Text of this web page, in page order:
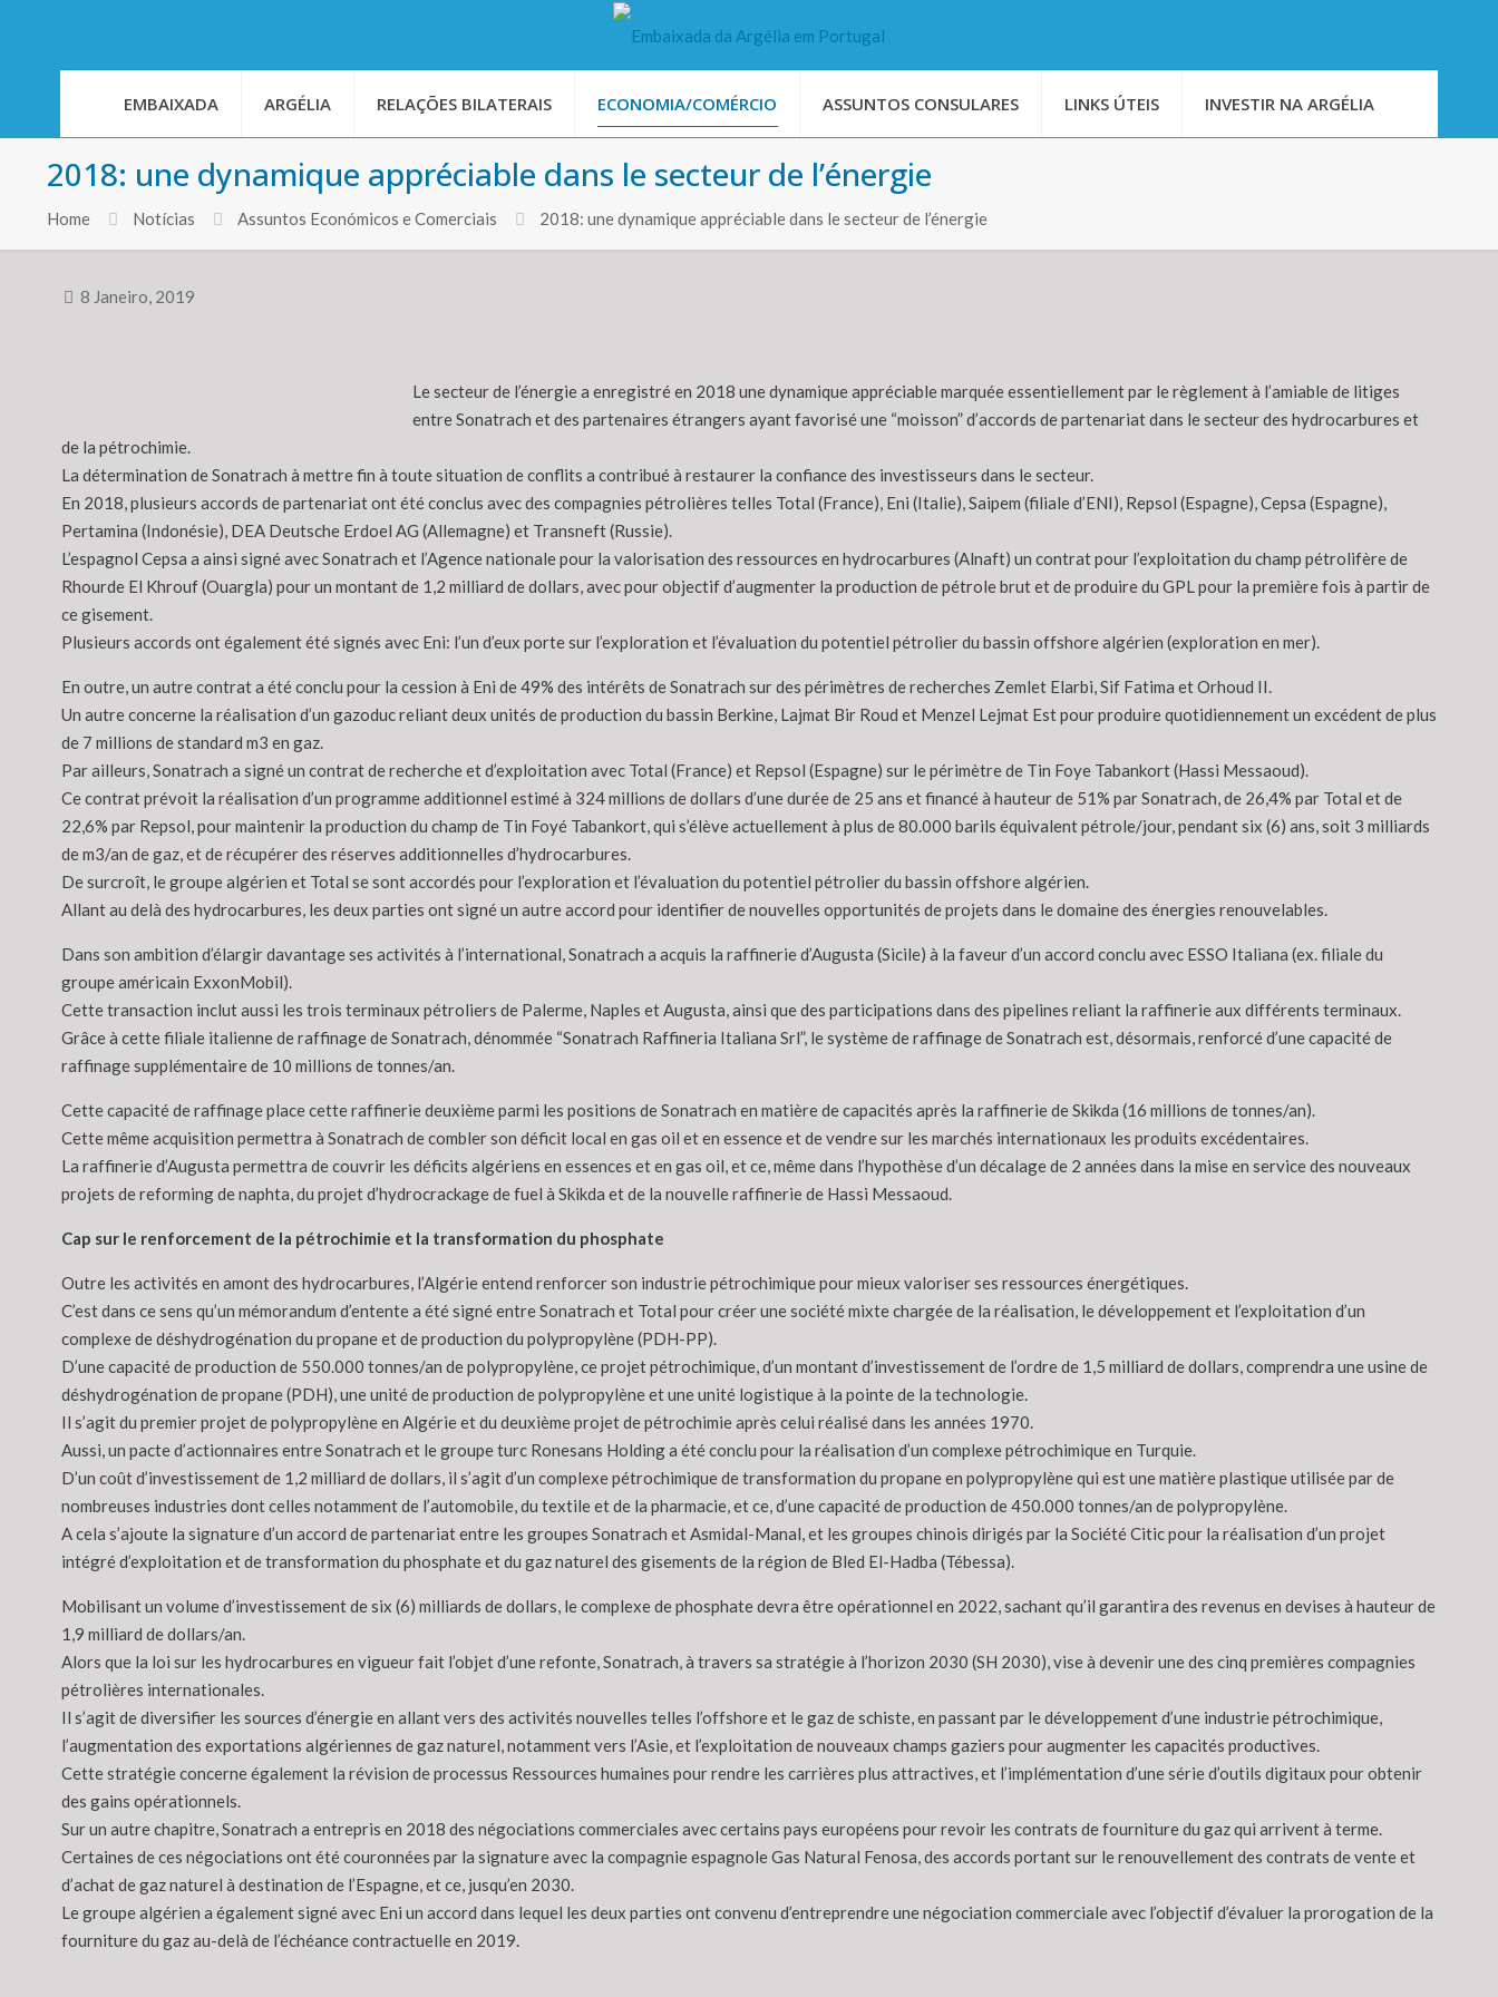
EMBAIXADA ARGÉLIA RELAÇÕES BILATERAIS ECONOMIA/COMÉRCIO ASSUNTOS CONSULARES LINKS ÚTEIS INVESTIR NA ARGÉLIA
2018: une dynamique appréciable dans le secteur de l’énergie
Home Notícias Assuntos Económicos e Comerciais 2018: une dynamique appréciable dans le secteur de l’énergie
8 Janeiro, 2019
Le secteur de l’énergie a enregistré en 2018 une dynamique appréciable marquée essentiellement par le règlement à l’amiable de litiges
entre Sonatrach et des partenaires étrangers ayant favorisé une “moisson” d’accords de partenariat dans le secteur des hydrocarbures et
de la pétrochimie.
La détermination de Sonatrach à mettre fin à toute situation de conflits a contribué à restaurer la confiance des investisseurs dans le secteur.
En 2018, plusieurs accords de partenariat ont été conclus avec des compagnies pétrolières telles Total (France), Eni (Italie), Saipem (filiale d’ENI), Repsol (Espagne), Cepsa (Espagne),
Pertamina (Indonésie), DEA Deutsche Erdoel AG (Allemagne) et Transneft (Russie).
L’espagnol Cepsa a ainsi signé avec Sonatrach et l’Agence nationale pour la valorisation des ressources en hydrocarbures (Alnaft) un contrat pour l’exploitation du champ pétrolifère de
Rhourde El Khrouf (Ouargla) pour un montant de 1,2 milliard de dollars, avec pour objectif d’augmenter la production de pétrole brut et de produire du GPL pour la première fois à partir de
ce gisement.
Plusieurs accords ont également été signés avec Eni: l’un d’eux porte sur l’exploration et l’évaluation du potentiel pétrolier du bassin offshore algérien (exploration en mer).
En outre, un autre contrat a été conclu pour la cession à Eni de 49% des intérêts de Sonatrach sur des périmètres de recherches Zemlet Elarbi, Sif Fatima et Orhoud II.
Un autre concerne la réalisation d’un gazoduc reliant deux unités de production du bassin Berkine, Lajmat Bir Roud et Menzel Lejmat Est pour produire quotidiennement un excédent de plus
de 7 millions de standard m3 en gaz.
Par ailleurs, Sonatrach a signé un contrat de recherche et d’exploitation avec Total (France) et Repsol (Espagne) sur le périmètre de Tin Foye Tabankort (Hassi Messaoud).
Ce contrat prévoit la réalisation d’un programme additionnel estimé à 324 millions de dollars d’une durée de 25 ans et financé à hauteur de 51% par Sonatrach, de 26,4% par Total et de
22,6% par Repsol, pour maintenir la production du champ de Tin Foyé Tabankort, qui s’élève actuellement à plus de 80.000 barils équivalent pétrole/jour, pendant six (6) ans, soit 3 milliards
de m3/an de gaz, et de récupérer des réserves additionnelles d’hydrocarbures.
De surcroît, le groupe algérien et Total se sont accordés pour l’exploration et l’évaluation du potentiel pétrolier du bassin offshore algérien.
Allant au delà des hydrocarbures, les deux parties ont signé un autre accord pour identifier de nouvelles opportunités de projets dans le domaine des énergies renouvelables.
Dans son ambition d’élargir davantage ses activités à l’international, Sonatrach a acquis la raffinerie d’Augusta (Sicile) à la faveur d’un accord conclu avec ESSO Italiana (ex. filiale du
groupe américain ExxonMobil).
Cette transaction inclut aussi les trois terminaux pétroliers de Palerme, Naples et Augusta, ainsi que des participations dans des pipelines reliant la raffinerie aux différents terminaux.
Grâce à cette filiale italienne de raffinage de Sonatrach, dénommée “Sonatrach Raffineria Italiana Srl”, le système de raffinage de Sonatrach est, désormais, renforcé d’une capacité de
raffinage supplémentaire de 10 millions de tonnes/an.
Cette capacité de raffinage place cette raffinerie deuxième parmi les positions de Sonatrach en matière de capacités après la raffinerie de Skikda (16 millions de tonnes/an).
Cette même acquisition permettra à Sonatrach de combler son déficit local en gas oil et en essence et de vendre sur les marchés internationaux les produits excédentaires.
La raffinerie d’Augusta permettra de couvrir les déficits algériens en essences et en gas oil, et ce, même dans l’hypothèse d’un décalage de 2 années dans la mise en service des nouveaux
projets de reforming de naphta, du projet d’hydrocrackage de fuel à Skikda et de la nouvelle raffinerie de Hassi Messaoud.
Cap sur le renforcement de la pétrochimie et la transformation du phosphate
Outre les activités en amont des hydrocarbures, l’Algérie entend renforcer son industrie pétrochimique pour mieux valoriser ses ressources énergétiques.
C’est dans ce sens qu’un mémorandum d’entente a été signé entre Sonatrach et Total pour créer une société mixte chargée de la réalisation, le développement et l’exploitation d’un
complexe de déshydrogénation du propane et de production du polypropylène (PDH-PP).
D’une capacité de production de 550.000 tonnes/an de polypropylène, ce projet pétrochimique, d’un montant d’investissement de l’ordre de 1,5 milliard de dollars, comprendra une usine de
déshydrogénation de propane (PDH), une unité de production de polypropylène et une unité logistique à la pointe de la technologie.
Il s’agit du premier projet de polypropylène en Algérie et du deuxième projet de pétrochimie après celui réalisé dans les années 1970.
Aussi, un pacte d’actionnaires entre Sonatrach et le groupe turc Ronesans Holding a été conclu pour la réalisation d’un complexe pétrochimique en Turquie.
D’un coût d’investissement de 1,2 milliard de dollars, il s’agit d’un complexe pétrochimique de transformation du propane en polypropylène qui est une matière plastique utilisée par de
nombreuses industries dont celles notamment de l’automobile, du textile et de la pharmacie, et ce, d’une capacité de production de 450.000 tonnes/an de polypropylène.
A cela s’ajoute la signature d’un accord de partenariat entre les groupes Sonatrach et Asmidal-Manal, et les groupes chinois dirigés par la Société Citic pour la réalisation d’un projet
intégré d’exploitation et de transformation du phosphate et du gaz naturel des gisements de la région de Bled El-Hadba (Tébessa).
Mobilisant un volume d’investissement de six (6) milliards de dollars, le complexe de phosphate devra être opérationnel en 2022, sachant qu’il garantira des revenus en devises à hauteur de
1,9 milliard de dollars/an.
Alors que la loi sur les hydrocarbures en vigueur fait l’objet d’une refonte, Sonatrach, à travers sa stratégie à l’horizon 2030 (SH 2030), vise à devenir une des cinq premières compagnies
pétrolières internationales.
Il s’agit de diversifier les sources d’énergie en allant vers des activités nouvelles telles l’offshore et le gaz de schiste, en passant par le développement d’une industrie pétrochimique,
l’augmentation des exportations algériennes de gaz naturel, notamment vers l’Asie, et l’exploitation de nouveaux champs gaziers pour augmenter les capacités productives.
Cette stratégie concerne également la révision de processus Ressources humaines pour rendre les carrières plus attractives, et l’implémentation d’une série d’outils digitaux pour obtenir
des gains opérationnels.
Sur un autre chapitre, Sonatrach a entrepris en 2018 des négociations commerciales avec certains pays européens pour revoir les contrats de fourniture du gaz qui arrivent à terme.
Certaines de ces négociations ont été couronnées par la signature avec la compagnie espagnole Gas Natural Fenosa, des accords portant sur le renouvellement des contrats de vente et
d’achat de gaz naturel à destination de l’Espagne, et ce, jusqu’en 2030.
Le groupe algérien a également signé avec Eni un accord dans lequel les deux parties ont convenu d’entreprendre une négociation commerciale avec l’objectif d’évaluer la prorogation de la
fourniture du gaz au-delà de l’échéance contractuelle en 2019.